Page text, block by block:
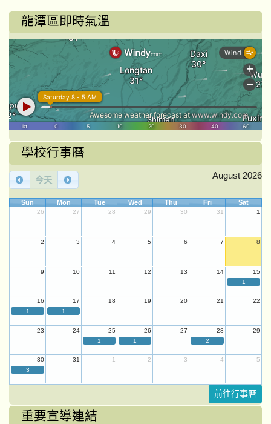
龍潭區即時氣溫
學校行事曆
今天 August 2026
Sun Mon Tue Wed Thu Fri Sat
26 27 28 29 30 31 1
2 3 4 5 6 7 8
9 10 11 12 13 14
15
1
16 17 18 19 20 21
22
1
1
23 24 25 26 27 28
29
1
1 2
30 31 1 2 3 4
5
3
前往行事曆
重要宣導連結